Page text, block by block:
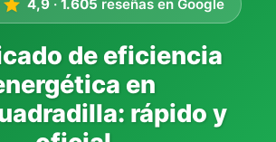
4,9 · 1.605 reseñas en Google
de eficiencia
en
rápido y